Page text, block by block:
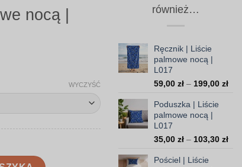
nocą |
zł
WYCZYŚĆ
również…
Ręcznik | Liście
palmowe nocą |
L017
59,00 zł – 199,00 zł
Poduszka | Liście
palmowe nocą |
L017
35,00 zł – 103,30 zł
Pościel | Liście